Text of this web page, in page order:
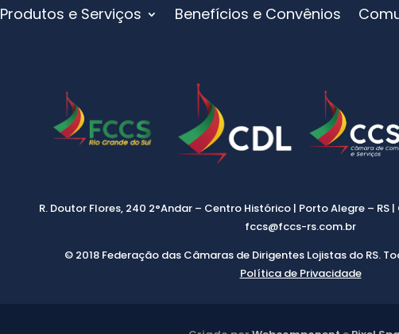
Produtos e Serviços Benefícios e Convênios
R. Doutor Flores, 240 2°Andar – Centro Histórico | Porto Alegre – RS |
fccs@fccs-rs.com.br
© 2018 Federação das Câmaras de Dirigentes Lojistas do RS.
Política de Privacidade